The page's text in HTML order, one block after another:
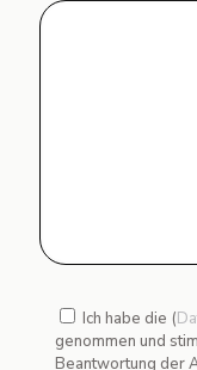
Ich habe die (
genommen und
Beantwortung der